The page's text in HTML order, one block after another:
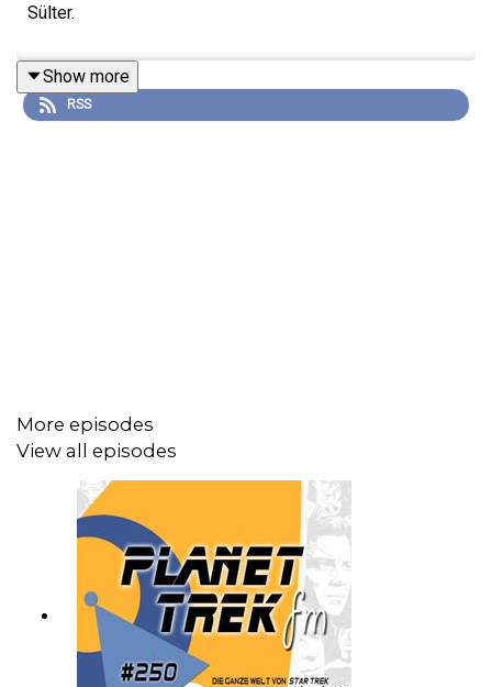
Sülter.
Show more
RSS
More episodes
View all episodes